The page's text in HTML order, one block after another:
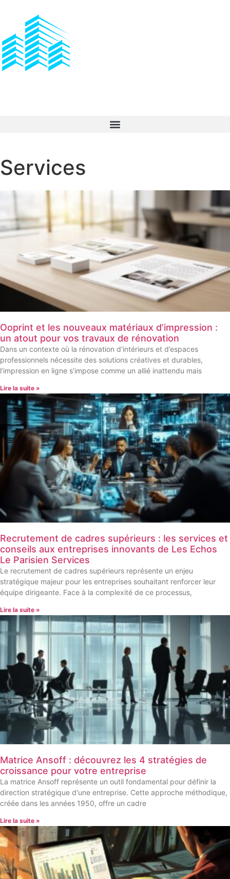
Services
Ooprint et les nouveaux matériaux d’impression :
un atout pour vos travaux de rénovation
Dans un contexte où la rénovation d’intérieurs et d’espaces
professionnels nécessite des solutions créatives et durables,
l’impression en ligne s’impose comme un allié inattendu mais
Lire la suite »
Recrutement de cadres supérieurs : les services et
conseils aux entreprises innovants de Les Echos
Le Parisien Services
Le recrutement de cadres supérieurs représente un enjeu
stratégique majeur pour les entreprises souhaitant renforcer leur
équipe dirigeante. Face à la complexité de ce processus,
Lire la suite »
Matrice Ansoff : découvrez les 4 stratégies de
croissance pour votre entreprise
La matrice Ansoff représente un outil fondamental pour définir la
direction stratégique d'une entreprise. Cette approche méthodique,
créée dans les années 1950, offre un cadre
Lire la suite »